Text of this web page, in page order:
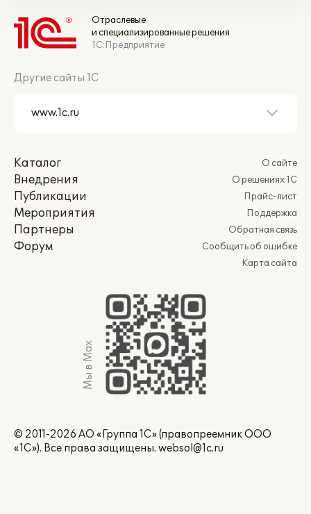
Отраслевые
и специализированные решения
1С:Предприятие
Другие сайты 1С
Каталог
Внедрения
Публикации
Мероприятия
Партнеры
Форум
О сайте
О решениях 1С
Прайс-лист
Поддержка
Обратная связь
Сообщить об ошибке
Карта сайта
Мы в Max
© 2011-2026 АО «Группа 1С» (правопреемник ООО
«1С»). Все права защищены. websol@1c.ru